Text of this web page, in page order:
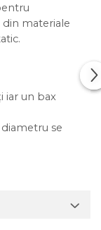
materiale
iar un bax
se